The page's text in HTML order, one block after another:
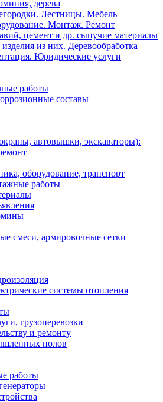
дерева
Лестницы. Мебель
Монтаж. Ремонт
цемент и др. сыпучие материалы
из них. Деревообработка
Юридические услуги
работы
составы
автовышки, экскаваторы):
оборудование, транспорт
работы
смеси, армировочные сетки
системы отопления
грузоперевозки
и ремонту
полов
работы